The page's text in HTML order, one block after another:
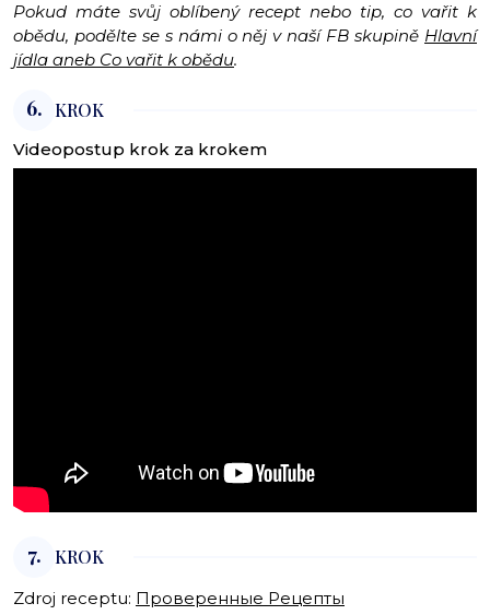
Pokud máte svůj oblíbený recept nebo tip, co vařit k
obědu, podělte se s námi o něj v naší FB skupině Hlavní
jídla aneb Co vařit k obědu.
6. KROK
Videopostup krok za krokem
7. KROK
Zdroj receptu: Проверенные Рецепты